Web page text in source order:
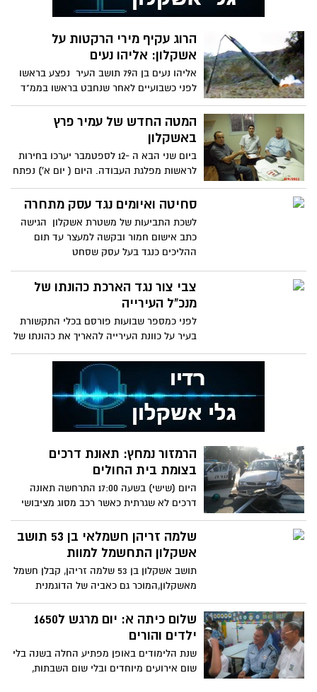
הרוג עקיף מירי הרקטות על
אשקלון: אליהו נעים
אליהו נעים בן ה79 תושב העיר נפצע בראשו
לפני כשבועיים לאחר שנחבט בראשו בממ"ד
שבביתו,לאחר הפציעה הוא
המטה החדש של עמיר פרץ
באשקלון
ביום שני הבא ה -12 לספטמבר יערכו בחירות
לראשות מפלגת העבודה. היום ( יום א') נפתח
באשקלון מטה
סחיטה ואיומים נגד עסק מתחרה
לשכת התביעות של משטרת אשקלון הגישה
כתב אישום חמור ובקשה למעצר עד תום
ההליכים כנגד בעל עסק שסחט
צבי צור נגד הארכת כהונתו של
מנכ"ל העירייה
לפני כמספר שבועות פורסם בכלי התקשורת
בעיר על כוונת העירייה להאריך את כהונתו של
מנכ"ל העירייה אברהם
הרמזור נמחץ: תאונת דרכים
בצומת בית החולים
היום (שישי) בשעה 17:00 התרחשה תאונה
דרכים לא שגרתית כאשר רכב מסוג מציבושי
נהוג בידי אישה נסע
שלמה זריהן חשמלאי בן 53 תושב
אשקלון התחשמל למוות
תושב אשקלון בן 53 שלמה זריהן, קבלן חשמל
מאשקלון,המוכר גם כאביה של הדוגמנית
אוריה זריהן מצא את מותו
שלום כיתה א: יום מרגש ל1650
ילדים והורים
שנת הלימודים באופן מפתיע החלה בשנה בלי
שום אירועים מיוחדים ובלי שום השבתות,